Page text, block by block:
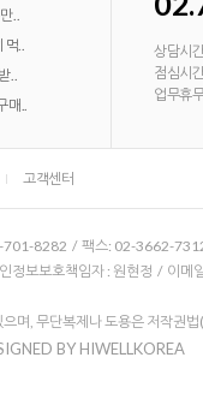
..
먹..
..
매..
상담시
점심시
업무휴
고객센터
701-8282 / 팩스: 02-3662-
보보호책임자 : 원현정 / 이메
며, 무단복제나 도용은 저작권
BY HIWELLKOREA